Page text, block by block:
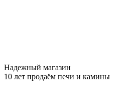
Надежный магазин
10 лет продаём печи и камины